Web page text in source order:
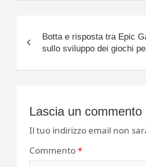
articoli
Botta e risposta tra Epic
sullo sviluppo dei giochi
Lascia un commento
Il tuo indirizzo email non
Commento*